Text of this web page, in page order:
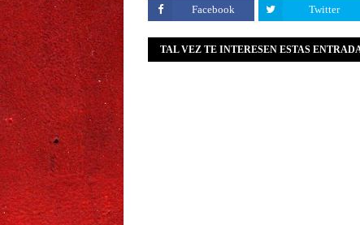
Facebook Twitter
TAL VEZ TE INTERESEN ESTAS